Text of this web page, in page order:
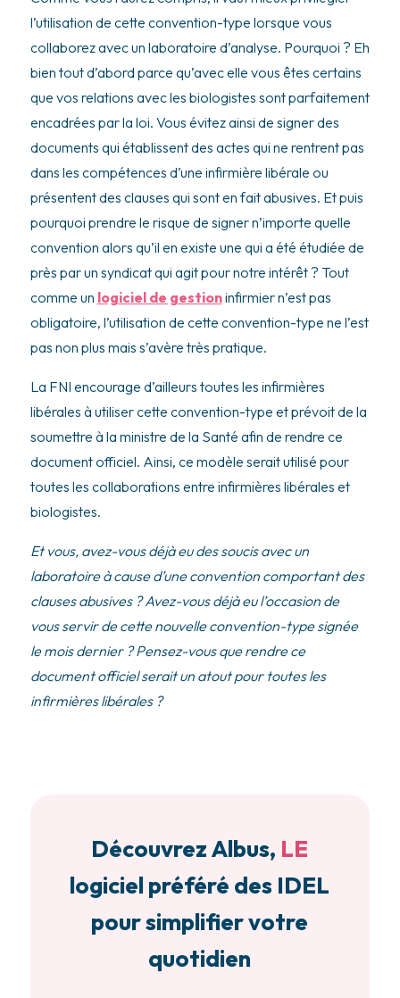
l’utilisation de cette convention-type lorsque vous
collaborez avec un laboratoire d’analyse. Pourquoi ? Eh
bien tout d’abord parce qu’avec elle vous êtes certains
que vos relations avec les biologistes sont parfaitement
encadrées par la loi. Vous évitez ainsi de signer des
documents qui établissent des actes qui ne rentrent pas
dans les compétences d’une infirmière libérale ou
présentent des clauses qui sont en fait abusives. Et puis
pourquoi prendre le risque de signer n’importe quelle
convention alors qu’il en existe une qui a été étudiée de
près par un syndicat qui agit pour notre intérêt ? Tout
comme un logiciel de gestioninfirmier n’est pas
obligatoire, l’utilisation de cette convention-type ne l’est
pas non plus mais s’avère très pratique.
La FNI encourage d’ailleurs toutes les infirmières
libérales à utiliser cette convention-type et prévoit de la
soumettre à la ministre de la Santé afin de rendre ce
document officiel. Ainsi, ce modèle serait utilisé pour
toutes les collaborations entre infirmières libérales et
biologistes.
Et vous, avez-vous déjà eu des soucis avec un
laboratoire à cause d’une convention comportant des
clauses abusives ? Avez-vous déjà eu l’occasion de
vous servir de cette nouvelle convention-type signée
le mois dernier ? Pensez-vous que rendre ce
document officiel serait un atout pour toutes les
infirmières libérales ?
Découvrez Albus, LE
logiciel préféré des IDEL
pour simplifier votre
quotidien